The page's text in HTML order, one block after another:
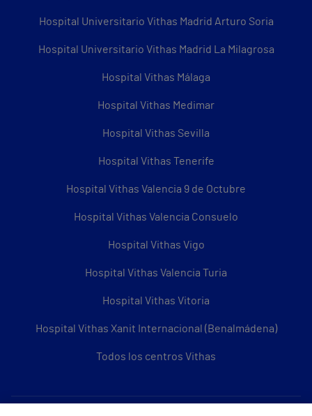
Hospital Universitario Vithas Madrid Arturo Soria
Hospital Universitario Vithas Madrid La Milagrosa
Hospital Vithas Málaga
Hospital Vithas Medimar
Hospital Vithas Sevilla
Hospital Vithas Tenerife
Hospital Vithas Valencia 9 de Octubre
Hospital Vithas Valencia Consuelo
Hospital Vithas Vigo
Hospital Vithas Valencia Turia
Hospital Vithas Vitoria
Hospital Vithas Xanit Internacional (Benalmádena)
Todos los centros Vithas